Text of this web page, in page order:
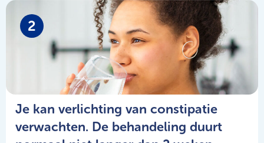
2
Je kan verlichting van constipatie
verwachten. De behandeling duurt